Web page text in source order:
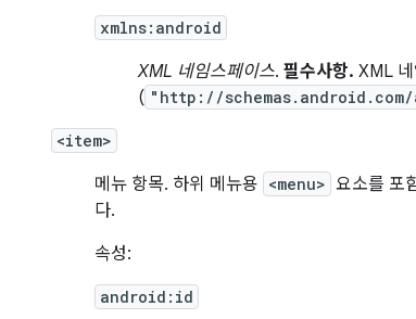
xmlns:android
XML 네임스페이스. 필수사항. XML
( "http://
<item>
메뉴 항목. 하위 메뉴용 <menu> 요소를 포
다.
속성:
android:id